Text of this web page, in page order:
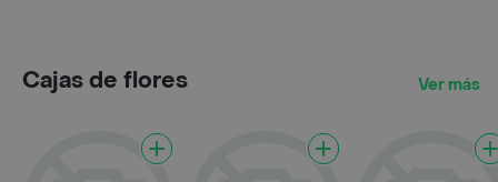
Cajas de flores Ver más